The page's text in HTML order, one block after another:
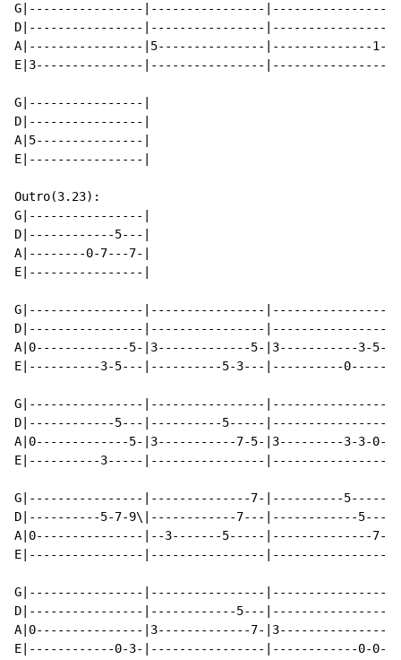
G|----------------|----------------|----------------
D|----------------|----------------|----------------
A|----------------|5---------------|--------------1-
E|3---------------|----------------|----------------
G|----------------|
D|----------------|
A|5---------------|
E|----------------|
Outro(3.23):
G|----------------|
D|------------5---|
A|--------0-7---7-|
E|----------------|
G|----------------|----------------|----------------
D|----------------|----------------|----------------
A|0-------------5-|3-------------5-|3-----------3-5-
E|----------3-5---|----------5-3---|----------0-----
G|----------------|----------------|----------------
D|------------5---|----------5-----|----------------
A|0-------------5-|3-----------7-5-|3---------3-3-0-
E|----------3-----|----------------|----------------
G|----------------|--------------7-|----------5-----
D|----------5-7-9\|------------7---|------------5---
A|0---------------|--3-------5-----|--------------7-
E|----------------|----------------|----------------
G|----------------|----------------|----------------
D|----------------|------------5---|----------------
A|0---------------|3-------------7-|3---------------
E|------------0-3-|----------------|------------0-0-